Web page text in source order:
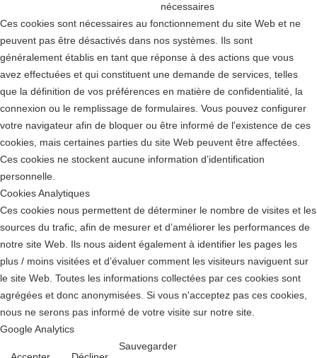
nécessaires
Ces cookies sont nécessaires au fonctionnement du site Web et ne
peuvent pas être désactivés dans nos systèmes. Ils sont
généralement établis en tant que réponse à des actions que vous
avez effectuées et qui constituent une demande de services, telles
que la définition de vos préférences en matière de confidentialité, la
connexion ou le remplissage de formulaires. Vous pouvez configurer
votre navigateur afin de bloquer ou être informé de l'existence de ces
cookies, mais certaines parties du site Web peuvent être affectées.
Ces cookies ne stockent aucune information d’identification
personnelle.
Cookies Analytiques
Ces cookies nous permettent de déterminer le nombre de visites et les
sources du trafic, afin de mesurer et d’améliorer les performances de
notre site Web. Ils nous aident également à identifier les pages les
plus / moins visitées et d’évaluer comment les visiteurs naviguent sur
le site Web. Toutes les informations collectées par ces cookies sont
agrégées et donc anonymisées. Si vous n'acceptez pas ces cookies,
nous ne serons pas informé de votre visite sur notre site.
Google Analytics
Sauvegarder